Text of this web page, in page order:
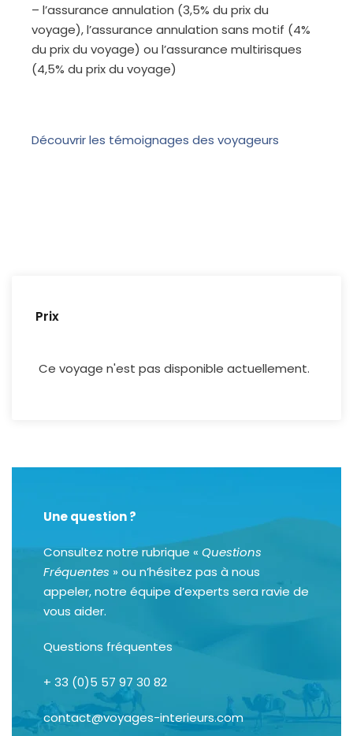
Prix
Ce voyage n'est pas disponible actuellement.
Une question ?
Consultez notre rubrique « Questions
Fréquentes » ou n’hésitez pas à nous
appeler, notre équipe d’experts sera ravie de
vous aider.
Questions fréquentes
+ 33 (0)5 57 97 30 82
contact@voyages-interieurs.com
– l’assurance annulation (3,5% du prix du
voyage), l’assurance annulation sans motif (4%
du prix du voyage) ou l’assurance multirisques
(4,5% du prix du voyage)
Découvrir les témoignages des voyageurs